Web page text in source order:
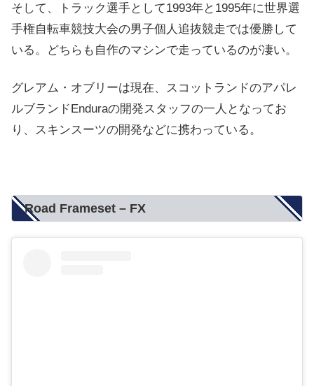
そして、トラック選手として1993年と1995年に世界選
手権自転車競技大会の男子個人追抜競走では優勝して
いる。どちらも自作のマシンで走っているのが凄い。
グレアム・オブリーは現在、スコットランドのアパレ
ルブランドEnduraの開発スタッフの一人となってお
り、スキンスーツの開発などに携わっている。
Road Frameset – FX